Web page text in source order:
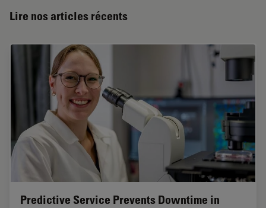
Lire nos articles récents
Predictive Service Prevents Downtime in